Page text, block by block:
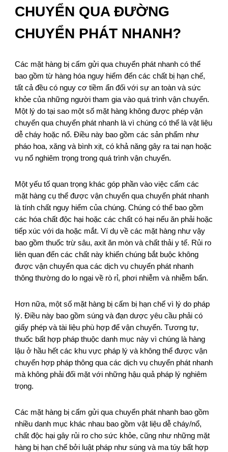
CHUYỂN QUA ĐƯỜNG
CHUYỂN PHÁT NHANH?
Các mặt hàng bị cấm gửi qua chuyển phát nhanh có thể
bao gồm từ hàng hóa nguy hiểm đến các chất bị hạn chế,
tất cả đều có nguy cơ tiềm ẩn đối với sự an toàn và sức
khỏe của những người tham gia vào quá trình vận chuyển.
Một lý do tại sao một số mặt hàng không được phép vận
chuyển qua chuyển phát nhanh là vì chúng có thể là vật liệu
dễ cháy hoặc nổ. Điều này bao gồm các sản phẩm như
pháo hoa, xăng và bình xịt, có khả năng gây ra tai nạn hoặc
vụ nổ nghiêm trọng trong quá trình vận chuyển.
Một yếu tố quan trọng khác góp phần vào việc cấm các
mặt hàng cụ thể được vận chuyển qua chuyển phát nhanh
là tính chất nguy hiểm của chúng. Chúng có thể bao gồm
các hóa chất độc hại hoặc các chất có hại nếu ăn phải hoặc
tiếp xúc với da hoặc mắt. Ví dụ về các mặt hàng như vậy
bao gồm thuốc trừ sâu, axit ăn mòn và chất thải y tế. Rủi ro
liên quan đến các chất này khiến chúng bắt buộc không
được vận chuyển qua các dịch vụ chuyển phát nhanh
thông thường do lo ngại về rò rỉ, phơi nhiễm và nhiễm bẩn.
Hơn nữa, một số mặt hàng bị cấm bị hạn chế vì lý do pháp
lý. Điều này bao gồm súng và đạn dược yêu cầu phải có
giấy phép và tài liệu phù hợp để vận chuyển. Tương tự,
thuốc bất hợp pháp thuộc danh mục này vì chúng là hàng
lậu ở hầu hết các khu vực pháp lý và không thể được vận
chuyển hợp pháp thông qua các dịch vụ chuyển phát nhanh
mà không phải đối mặt với những hậu quả pháp lý nghiêm
trọng.
Các mặt hàng bị cấm gửi qua chuyển phát nhanh bao gồm
nhiều danh mục khác nhau bao gồm vật liệu dễ cháy/nổ,
chất độc hại gây rủi ro cho sức khỏe, cũng như những mặt
hàng bị hạn chế bởi luật pháp như súng và ma túy bất hợp